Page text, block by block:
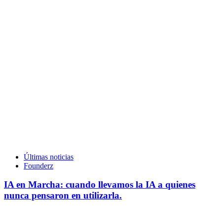
Últimas noticias
Founderz
IA en Marcha: cuando llevamos la IA a quienes
nunca pensaron en utilizarla.